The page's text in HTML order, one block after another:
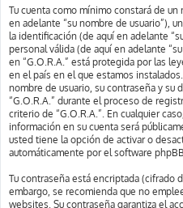
Tu cuenta como mínimo constará de
en adelante “su nombre de usuario”),
la identificación (de aquí en adelante
personal válida (de aquí en adelante
en “G.O.R.A.” está protegida por las
en el país en el que estamos
nombre de usuario, su contraseña y su
“G.O.R.A.” durante el proceso de
criterio de “G.O.R.A.”. En cualquier
información en su cuenta será
usted tiene la opción de activar o
automáticamente por el software phpBB.
Tu contraseña está encriptada (cifrado
embargo, se recomienda que no
websites. Su contraseña garantiza el